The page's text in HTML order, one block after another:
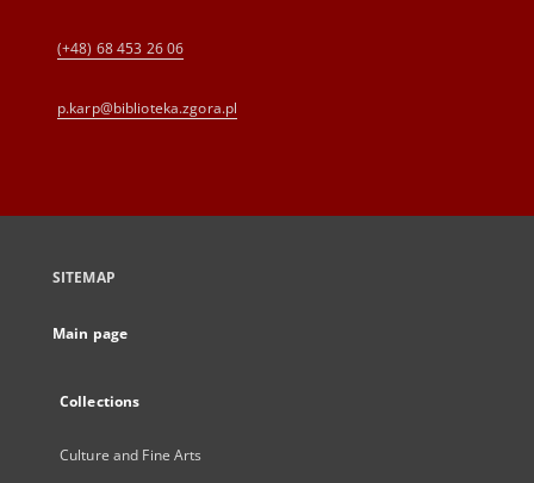
(+48) 68 453 26 06
p.karp@biblioteka.zgora.pl
SITEMAP
Main page
Collections
Culture and Fine Arts